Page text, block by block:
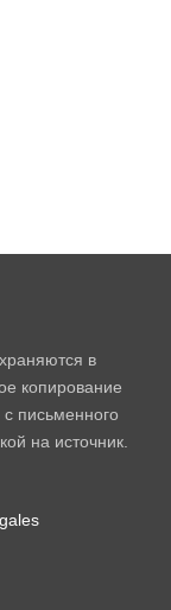
в
копирование
письменного
на источник.